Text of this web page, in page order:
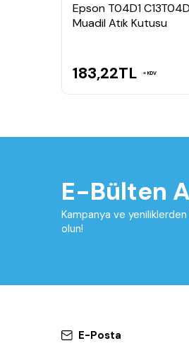
Epson T04D1
Muadil Atık Kutusu
183,22TL KDV
E-Bülten
Kampanya ve
olun!
E-Posta